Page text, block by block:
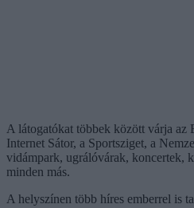
A látogatókat többek között várja az
Internet Sátor, a Sportsziget, a
vidámpark, ugrálóvárak, koncertek,
minden más.
A helyszínen több híres emberrel is